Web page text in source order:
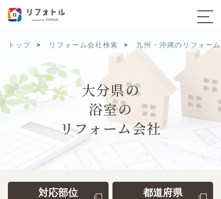
トップ リフォーム会社検索 九州・沖縄のリフォー
大分県の
浴室の
リフォーム会社
対応部位 都道府県